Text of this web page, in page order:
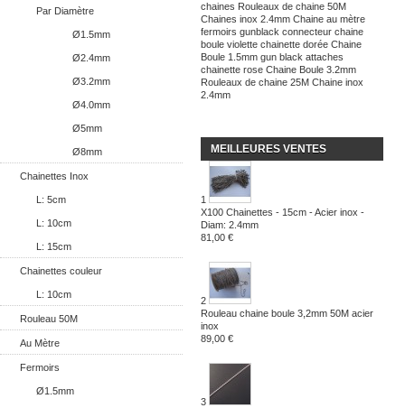
Par Diamètre
Ø1.5mm
Ø2.4mm
Ø3.2mm
Ø4.0mm
Ø5mm
Ø8mm
Chainettes Inox
L: 5cm
L: 10cm
L: 15cm
Chainettes couleur
L: 10cm
Rouleau 50M
Au Mètre
Fermoirs
Ø1.5mm
chaines Rouleaux de chaine 50M
Chaines inox 2.4mm Chaine au mètre
fermoirs gunblack connecteur chaine
boule violette chainette dorée Chaine
Boule 1.5mm gun black attaches
chainette rose Chaine Boule 3.2mm
Rouleaux de chaine 25M Chaine inox
2.4mm
MEILLEURES VENTES
1
X100 Chainettes - 15cm - Acier inox -
Diam: 2.4mm
81,00 €
2
Rouleau chaine boule 3,2mm 50M acier
inox
89,00 €
3